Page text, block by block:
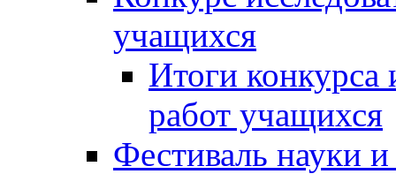
учащихся
Итоги конкурса
работ учащихся
Фестиваль науки